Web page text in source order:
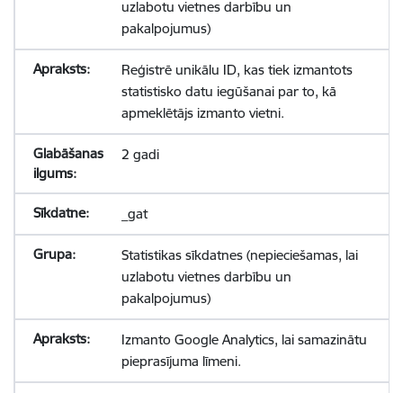
uzlabotu vietnes darbību un
pakalpojumus)
Reģistrē unikālu ID, kas tiek izmantots
statistisko datu iegūšanai par to, kā
apmeklētājs izmanto vietni.
2 gadi
_gat
Statistikas sīkdatnes (nepieciešamas, lai
uzlabotu vietnes darbību un
pakalpojumus)
Izmanto Google Analytics, lai samazinātu
pieprasījuma līmeni.